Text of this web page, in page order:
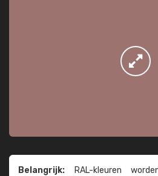
Belangrijk: RAL-kleuren